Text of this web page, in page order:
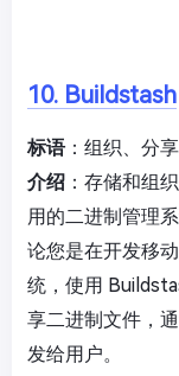
10. Buildstash
标语：组织、分
介绍 ：存储和组
用的二进制管理
论您是在开发移
统，使用
享二进制文件，
发给用户。